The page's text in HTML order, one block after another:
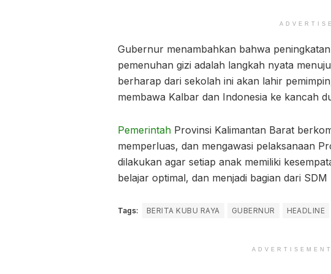
Gubernur menambahkan bahwa
pemenuhan gizi adalah langkah nyata
berharap dari sekolah ini akan lahir
membawa Kalbar dan Indonesia ke kancah
Pemerintah Provinsi Kalimantan Barat
memperluas, dan mengawasi pelaksanaan
dilakukan agar setiap anak memiliki
belajar optimal, dan menjadi bagian dari
Tags: BERITA KUBU RAYA GUBERNUR HEADLINE
ADVERTISEMENT